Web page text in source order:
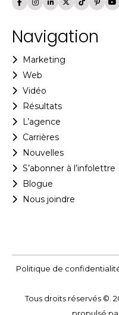
Navigation
Marketing
Web
Vidéo
Résultats
L’agence
Carrières
Nouvelles
S’abonner à l’infolettre
Blogue
Nous joindre
Politique de
Tous droits réservés ©.
propulsé